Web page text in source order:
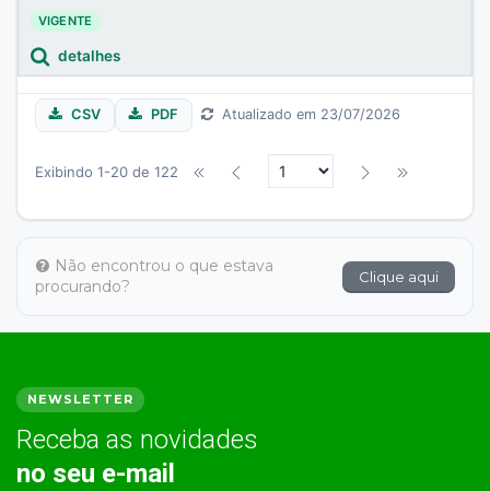
VIGENTE
detalhes
CSV PDF Atualizado em 23/07/2026
Exibindo 1-20 de 122
Não encontrou o que estava
procurando?
Clique aqui
NEWSLETTER
Receba as novidades
no seu e-mail